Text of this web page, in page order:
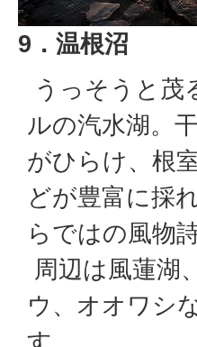
9．温根沼
うっそうと茂
ルの汽水湖。
がひらけ、根
どが豊富に採
らではの風物
周辺は風蓮湖
ウ、オオワシ
す。